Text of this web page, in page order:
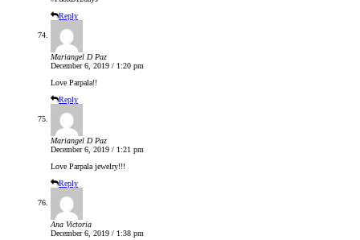
Reply
Mariangel D Paz
December 6, 2019 / 1:20 pm
Love Parpala!!
Reply
Mariangel D Paz
December 6, 2019 / 1:21 pm
Love Parpala jewelry!!!
Reply
Ana Victoria
December 6, 2019 / 1:38 pm